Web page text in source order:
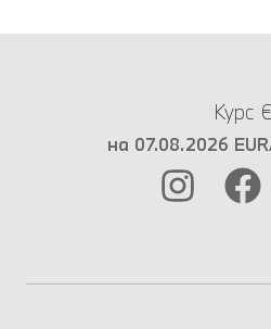
Курс €
на 07.08.2026